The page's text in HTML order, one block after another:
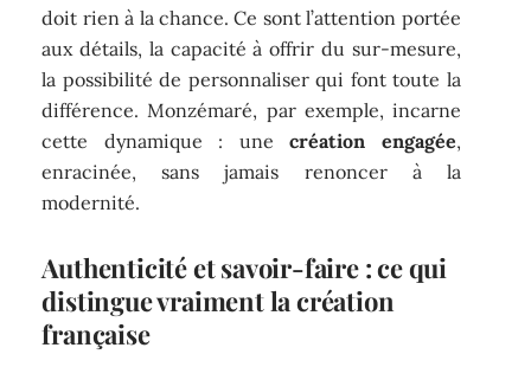
doit rien à la chance. Ce sont l’attention portée
aux détails, la capacité à offrir du sur-mesure,
la possibilité de personnaliser qui font toute la
différence. Monzémaré, par exemple, incarne
cette dynamique : unecréation engagée,
enracinée, sans jamais renoncer à la
modernité.
Authenticité et savoir-faire : ce qui
distingue vraiment la création
française